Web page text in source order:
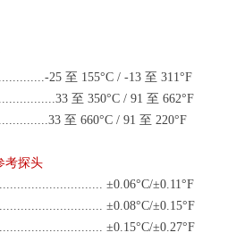
25 至 155°C / -13 至 311°F
至 350°C / 91 至 662°F
至 660°C / 91 至 220°F
考探头
±0.06°C/±0.11°F
±0.08°C/±0.15°F
±0.15°C/±0.27°F